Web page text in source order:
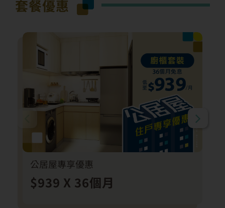
套餐優惠
公居屋專享優惠
$939 X 36個月